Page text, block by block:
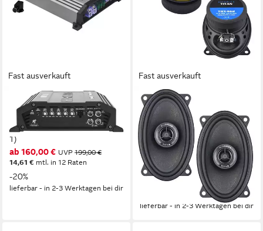
Fast ausverkauft
HIFONICS
TITAN EVO TXE1500/1
Endverstärker (Anzahl Kanäle:
1)
ab 160,00 € UVP 199,00 €
14,61 € mtl. in 12 Raten
-20%
lieferbar - in 2-3 Werktagen bei dir
Fast ausverkauft
HIFONICS
Titan TRX462 10 x 15 cm (4
x 6) 2-Wege Koaxial-
Lautsprecher Auto-
Lautsprecher
70 W Gesamtleistung
0,6 kg Gewicht
lieferbar - in 2-3 Werktagen bei dir